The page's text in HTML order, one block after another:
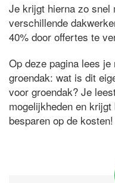
Je krijgt hierna zo snel
verschillende
40% door offertes te
Op deze pagina lees
groendak: wat is dit
voor groendak? Je
mogelijkheden en
besparen op de kosten!